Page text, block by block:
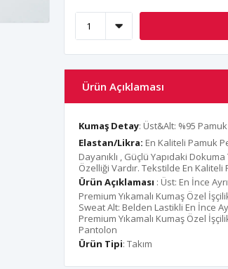
Ürün Açıklaması
Kumaş Detay: Üst&Alt: %95
Elastan/Likra: En Kaliteli Pamuk
Dayanıklı , Güçlü Yapıdaki
Özelliği Vardır. Tekstilde En
Ürün Açıklaması : Üst: En İnce
Premium Yıkamalı Kumaş Özel
Sweat Alt: Belden Lastikli En İnce
Premium Yıkamalı Kumaş Özel
Pantolon
Ürün Tipi: Takım